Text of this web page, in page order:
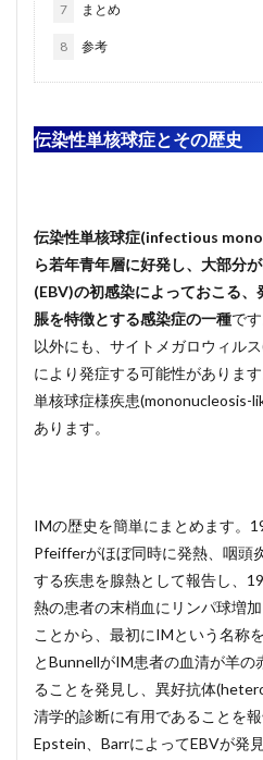
7 まとめ
8 参考
伝染性単核球症とその歴史
伝染性単核球症(infectious
ら若年青年層に好発し、大部分
(EBV)の初感染によっておこる
脹を特徴とする感染症の一種で
以外にも、サイトメガロウィル
により発症する可能性がありま
単核球症様疾患(mononucleosis-
あります。
IMの歴史を簡単にまとめます。
Pfeifferがほぼ同時に発熱、咽頭
する疾患を腺熱として報告し、
熱の患者の末梢血にリンパ球増
ことから、最初にIMという名称
とBunnellがIM患者の血清が羊の
ることを発見し、異好抗体
清学的診断に有用であることを
Epstein、BarrによってEBVが発